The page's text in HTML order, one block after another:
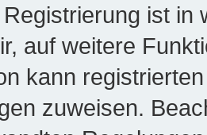
ist in
auf weitere
kann
zuweisen.